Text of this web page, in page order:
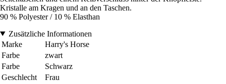
Kristalle am Kragen und an den Taschen.
90 % Polyester / 10 % Elasthan
Zusätzliche Informationen
Marke
Harry's Horse
Farbe
zwart
Farbe
Schwarz
Geschlecht
Frau